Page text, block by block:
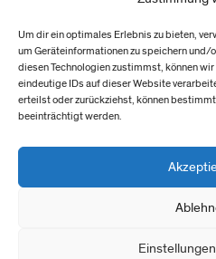
Um dir ein optimales Erlebnis zu bieten,
um Geräteinformationen zu speichern und/
diesen Technologien zustimmst, können
eindeutige IDs auf dieser Website
erteilst oder zurückziehst, können
beeinträchtigt werden.